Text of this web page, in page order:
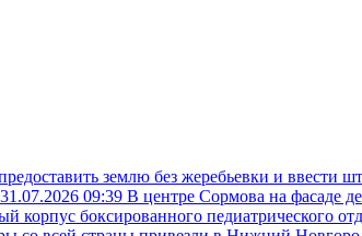
землю без жеребьевки и ввести
31.07.2026 09:39 В центре Сормова на фасаде
корпус боксированного педиатрического